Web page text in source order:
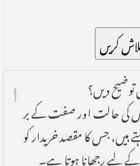
کریں
۱
دیں؟
کی حالت اور صفت کے بر
ہیں، جس کا مقصد خریدار کو
لیے رجھانا ہوتا ہے۔